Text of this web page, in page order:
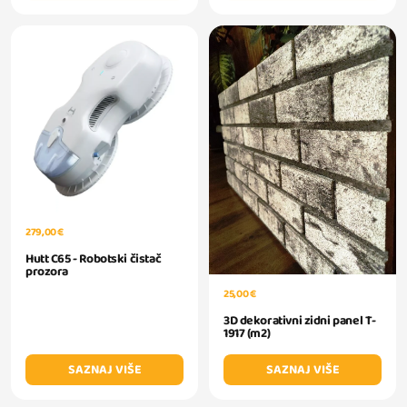
279,00 €
Hutt C65 - Robotski čistač
prozora
SAZNAJ VIŠE
25,00 €
3D dekorativni zidni panel T-
1917 (m2)
SAZNAJ VIŠE